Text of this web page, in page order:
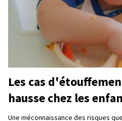
Les cas
hausse chez les
Une méconnaissance des risques